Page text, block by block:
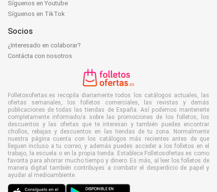
Síguenos en Youtube
Síguenos en TikTok
Socios
¿Interesado en colaborar?
Contácta con nosotros
Folletosofertas.es recopila diariamente todos los catálogos actuales, las
ofertas semanales, los folletos comerciales, las revistas y demás
publicaciones de todas las tiendas de España. Así podemos mantenerte
completamente informado/a sobre las promociones de los folletos, los
descuentos y las ofertas que te interesan y también puedes encontrar
chollos, rebajas y descuentos en las tiendas de tu zona. Normalmente
nuestra página cuenta con los catálogos más recientes antes de que
lleguen incluso a tu correo, y además puedes acceder a los folletos en el
trabajo, la escuela o en la propia tienda. Establece Folletosofertas.es como
favorita para ahorrar mucho tiempo y dinero. Es más, al leer los folletos de
manera digital también contribuyes a combatir el desperdicio de papel y
ayudar al medioambiente.